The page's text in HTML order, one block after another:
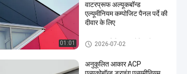
01:01
वाटरप्रूफ अल्यूकबॉन्ड
एल्यूमीनियम कम्पोजिट पैनल पर्दे की
दीवार के लिए
PVDF एल्यूमिनियम कम्पोजिट पैनल
2026-07-02
अनुकूलित आकार ACP